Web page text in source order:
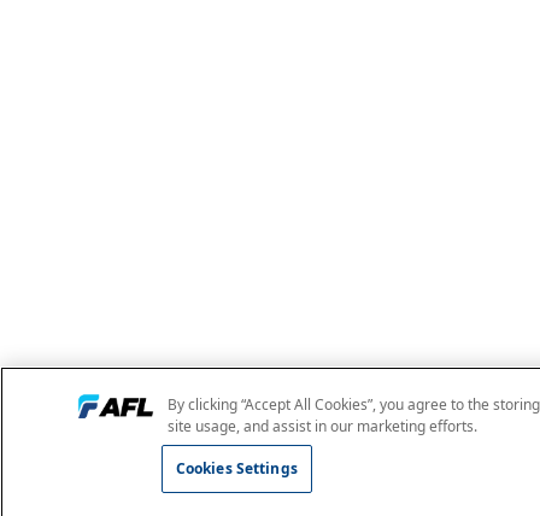
By clicking “Accept All Cookies”, you agree to the
site usage, and assist in our marketing efforts.
Cookies Settings